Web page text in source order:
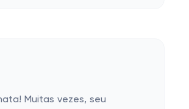
Muitas vezes, seu